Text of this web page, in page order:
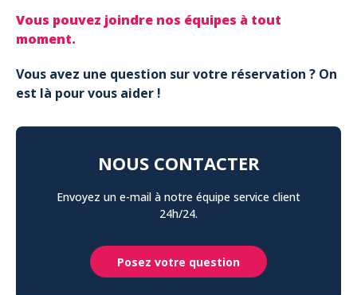
Vous pouvez joindre nos équipes à tout
moment.
Vous avez une question sur votre réservation ? On
est là pour vous aider !
NOUS CONTACTER
Envoyez un e-mail à notre équipe service client
24h/24.
Posez votre question